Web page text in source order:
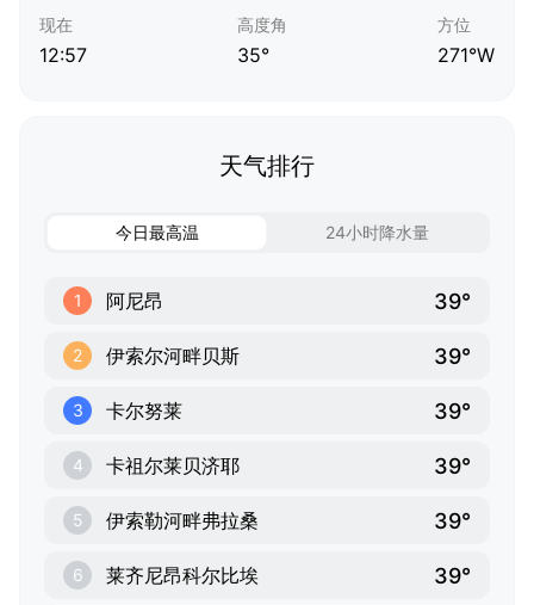
现在
12:57
高度角
35°
方位
271°W
天气排行
今日最高温 24小时降水量
1 阿尼昂 39°
2 伊索尔河畔贝斯 39°
3 卡尔努莱 39°
4 卡祖尔莱贝济耶 39°
5 伊索勒河畔弗拉桑 39°
6 莱齐尼昂科尔比埃 39°